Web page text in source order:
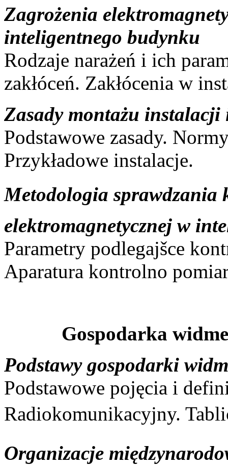
Zagrożenia
inteligentnego budynku
Rodzaje narażeń i ich
zakłóceń. Zakłócenia w
Zasady montażu
Podstawowe zasady.
Przykładowe instalacje.
Metodologia sprawdzania
elektromagnetycznej w
Parametry podlegajšce
Aparatura kontrolno
Gospodarka
Podstawy gospodarki
Podstawowe pojęcia i
Radiokomunikacyjny.
Organizacje